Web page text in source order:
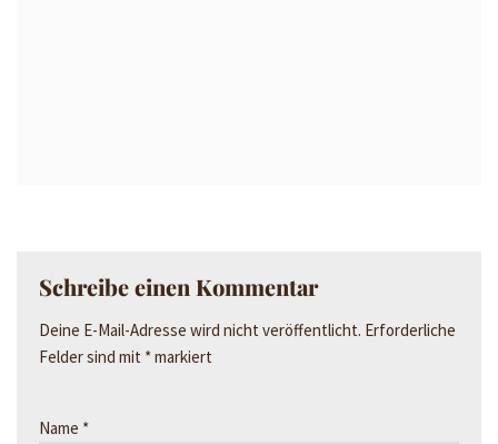
Schreibe einen Kommentar
Deine E-Mail-Adresse wird nicht veröffentlicht. Erforderliche
Felder sind mit *markiert
Name *